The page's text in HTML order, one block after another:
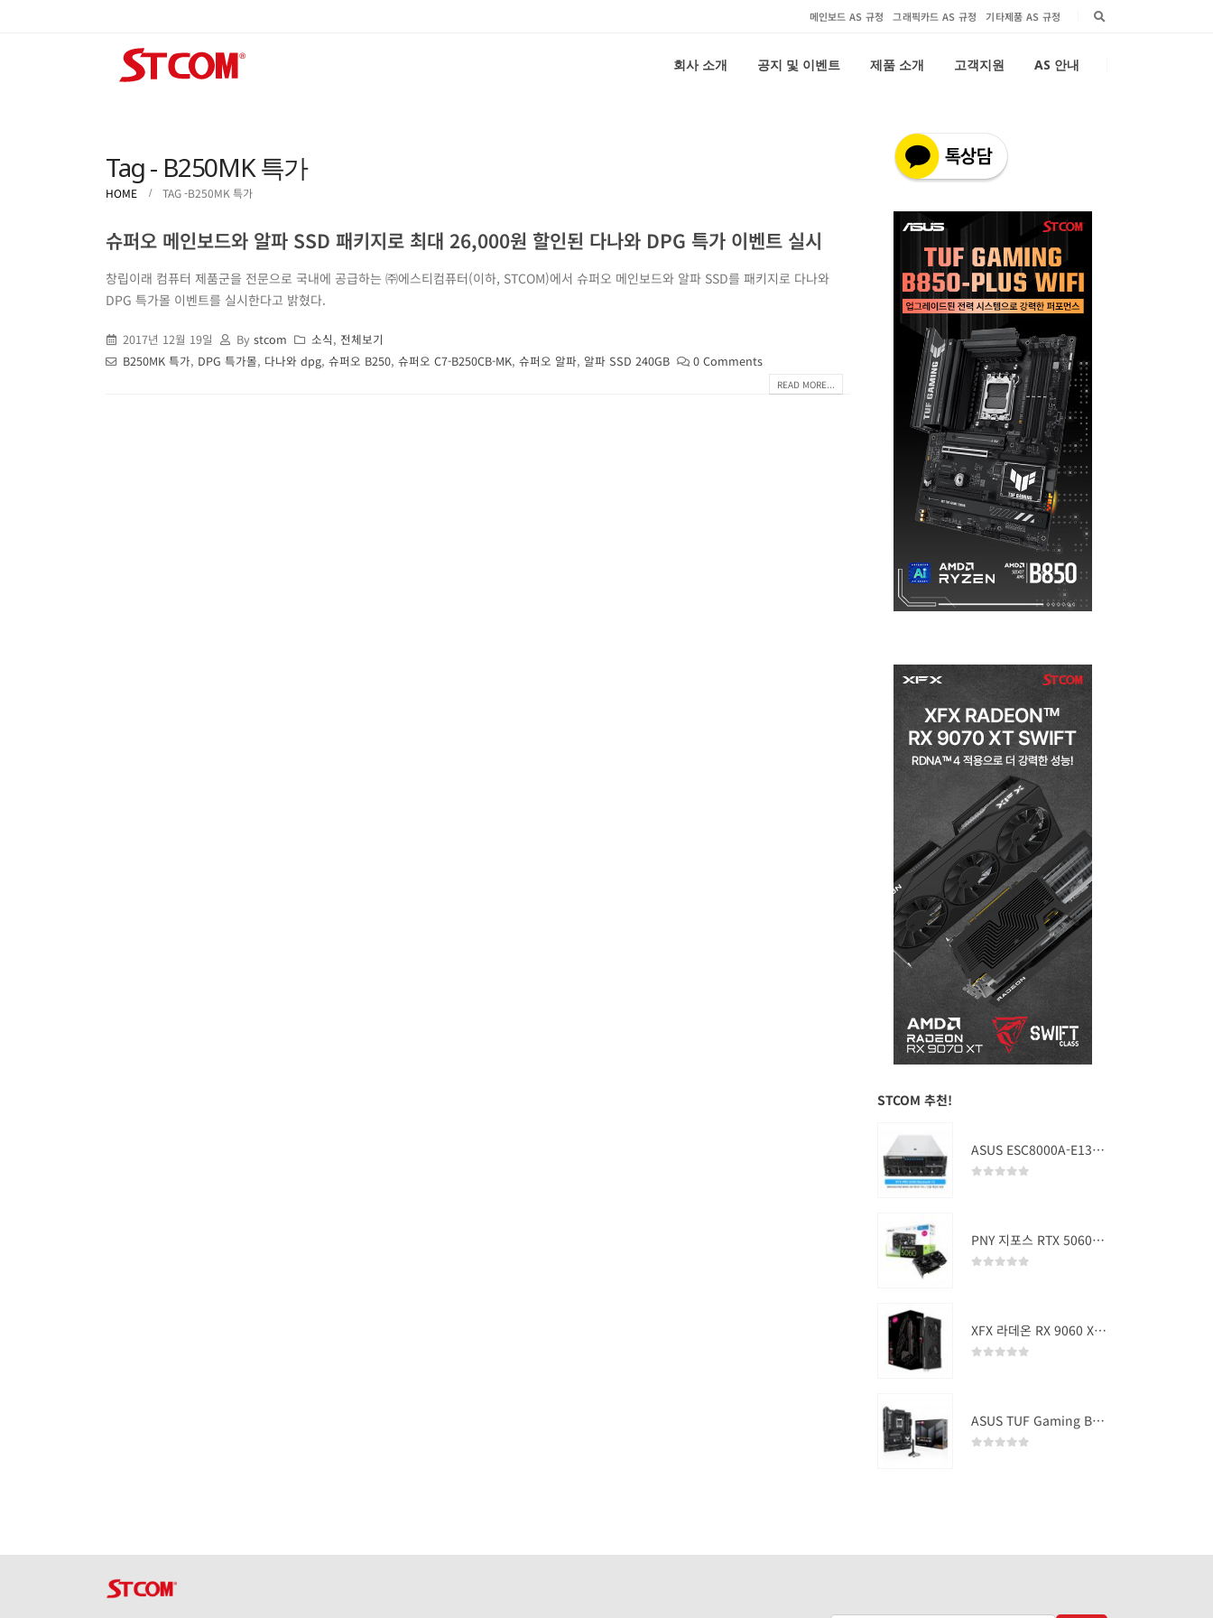
메인보드 AS 규정 그래픽카드 AS 규정 기타제품 AS 규정
회사 소개 공지 및 이벤트 제품 소개 고객지원 AS 안내
Tag - B250MK 특가
HOME TAG -B250MK 특가
슈퍼오 메인보드와 알파 SSD 패키지로 최대 26,000원 할인된 다나와 DPG 특가 이벤트 실시
창립이래 컴퓨터 제품군을 전문으로 국내에 공급하는 ㈜에스티컴퓨터(이하, STCOM)에서 슈퍼오 메인보드와 알파 SSD를 패키지로 다나와
DPG 특가몰 이벤트를 실시한다고 밝혔다.
2017년 12월 19일 Bystcom 소식, 전체보기
B250MK 특가, DPG 특가몰, 다나와 dpg, 슈퍼오 B250, 슈퍼오 C7-B250CB-MK, 슈퍼오 알파, 알파 SSD 240GB 0 Comments
READ MORE...
STCOM 추천!
ASUS ESC8000A-E13 (RTX PRO 5000 Blackwell x2)
PNY 지포스 RTX 5060 OC D7 8GB Dual Fan
XFX 라데온 RX 9060 XT SWIFT DUAL OC D6 16GB
ASUS TUF Gaming B850-PLUS WIFI